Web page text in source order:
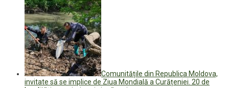
Comunitățile din Republica Moldova,
invitate să se implice de Ziua Mondială a Curățeniei. 20 de